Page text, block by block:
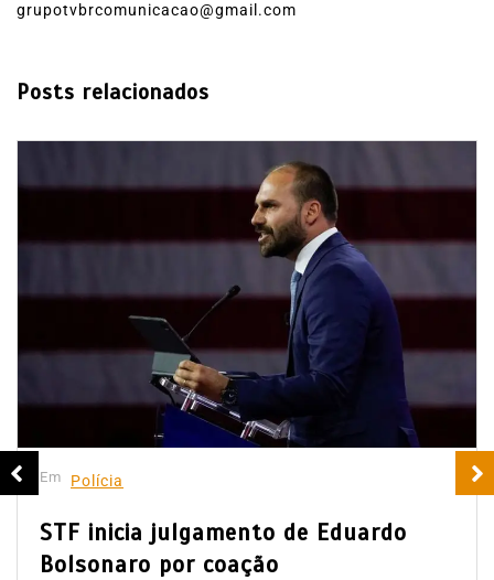
grupotvbrcomunicacao@gmail.com
Posts relacionados
Em Polícia
STF inicia julgamento de Eduardo
Bolsonaro por coação